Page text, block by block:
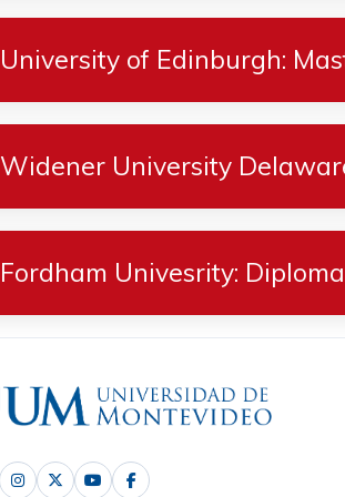
University of Edinburgh:
Widener University
Fordham Univesrity: